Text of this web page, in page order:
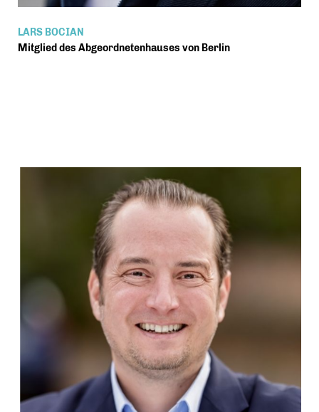
LARS BOCIAN
Mitglied des Abgeordnetenhauses von Berlin